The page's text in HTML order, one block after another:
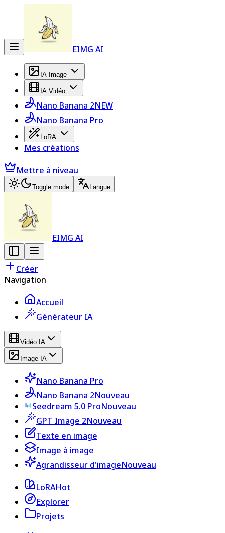
EIMG AI
IA Image
IA Vidéo
Nano Banana 2NEW
Nano Banana Pro
LoRA
Mes créations
Mettre à niveau
Toggle mode Langue
EIMG AI
Créer
Navigation
Accueil
Générateur IA
Vidéo IA
Image IA
Nano Banana Pro
Nano Banana 2Nouveau
Seedream 5.0 ProNouveau
GPT Image 2Nouveau
Texte en image
Image à image
Agrandisseur d'imageNouveau
LoRAHot
Explorer
Projets